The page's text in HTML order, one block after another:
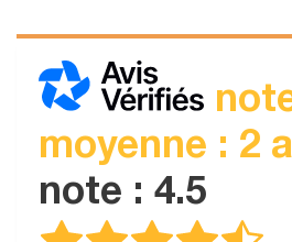
moyenne : 2
note : 4.5